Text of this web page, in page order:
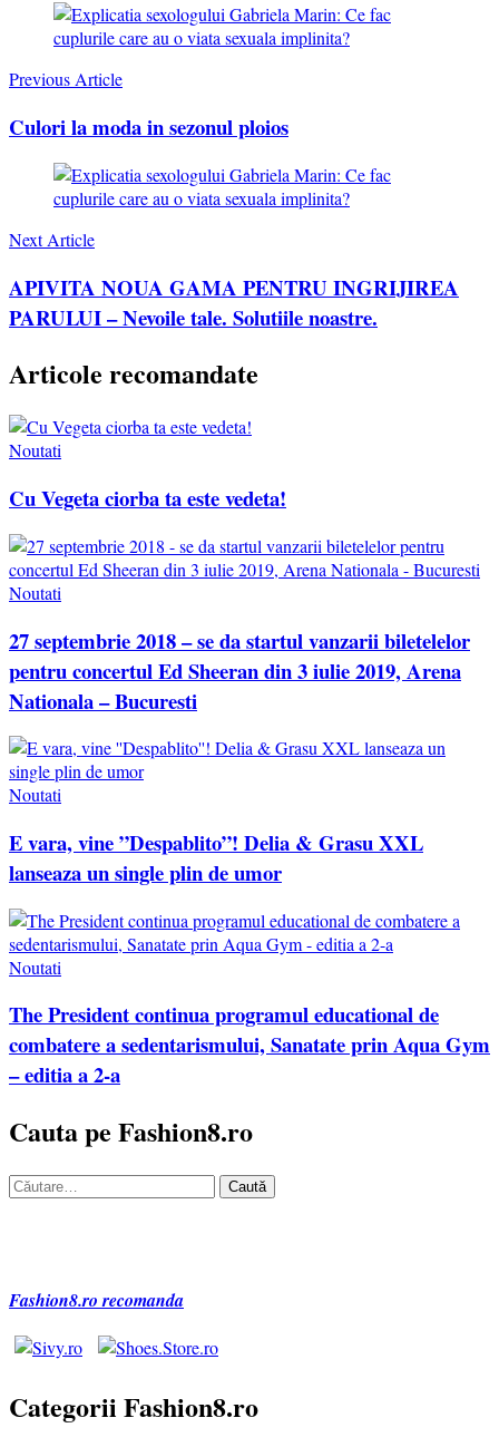
Post
Navigation
Previous Article
Culori la moda in sezonul ploios
Next Article
APIVITA NOUA GAMA PENTRU INGRIJIREA
PARULUI – Nevoile tale. Solutiile noastre.
Articole recomandate
Noutati
Cu Vegeta ciorba ta este vedeta!
Noutati
27 septembrie 2018 – se da startul vanzarii biletelelor
pentru concertul Ed Sheeran din 3 iulie 2019, Arena
Nationala – Bucuresti
Noutati
E vara, vine ”Despablito”! Delia & Grasu XXL
lanseaza un single plin de umor
Noutati
The President continua programul educational de
combatere a sedentarismului, Sanatate prin Aqua Gym
– editia a 2-a
Cauta pe Fashion8.ro
Caută
Fashion8.ro recomanda
Categorii Fashion8.ro